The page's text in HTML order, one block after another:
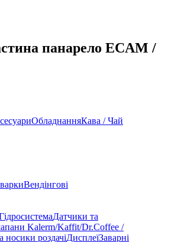
панарело ECAM /
ОбладнанняКава / Чай
Вендінгові
Датчики та
Kalerm/Kaffit/Dr.Coffee /
носики роздачіДисплеїЗаварні